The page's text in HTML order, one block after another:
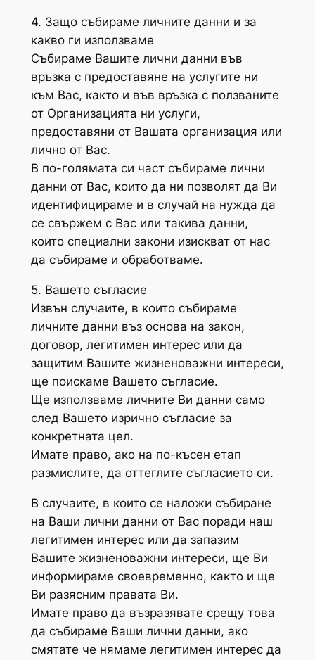
4. Защо събираме личните данни и за
какво ги използваме
Събираме Вашите лични данни във
връзка с предоставяне на услугите ни
към Вас, както и във връзка с ползваните
от Организацията ни услуги,
предоставяни от Вашата организация или
лично от Вас.
В по-голямата си част събираме лични
данни от Вас, които да ни позволят да Ви
идентифицираме и в случай на нужда да
се свържем с Вас или такива данни,
които специални закони изискват от нас
да събираме и обработваме.
5. Вашето съгласие
Извън случаите, в които събираме
личните данни въз основа на закон,
договор, легитимен интерес или да
защитим Вашите жизненоважни интереси,
ще поискаме Вашето съгласие.
Ще използваме личните Ви данни само
след Вашето изрично съгласие за
конкретната цел.
Имате право, ако на по-късен етап
размислите, да оттеглите съгласието си.
В случаите, в които се наложи събиране
на Ваши лични данни от Вас поради наш
легитимен интерес или да запазим
Вашите жизненоважни интереси, ще Ви
информираме своевременно, както и ще
Ви разясним правата Ви.
Имате право да възразявате срещу това
да събираме Ваши лични данни, ако
смятате че нямаме легитимен интерес да